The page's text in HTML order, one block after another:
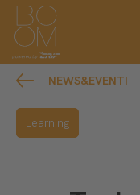
NEWS&EVENTI
Learning